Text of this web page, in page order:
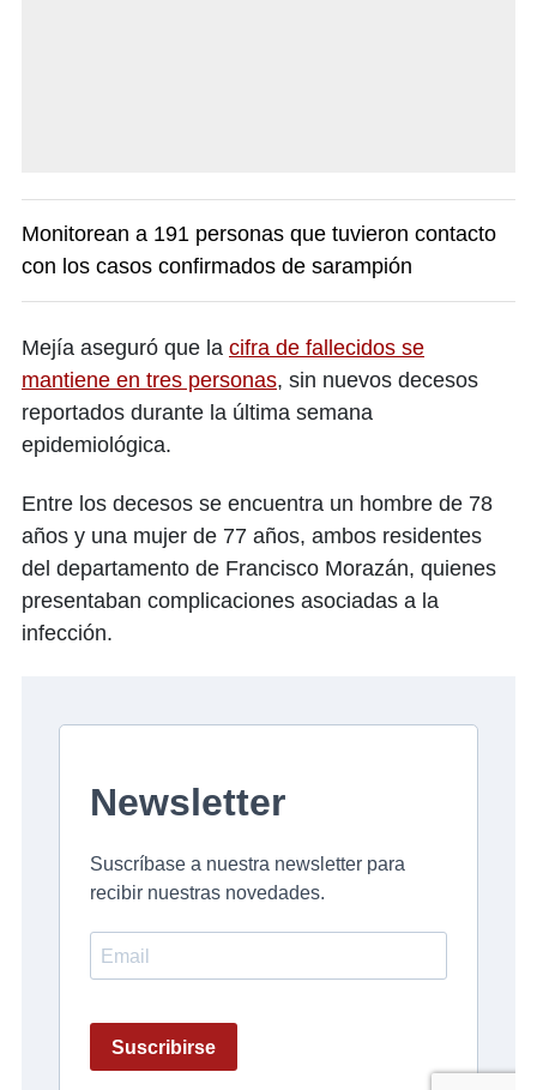
Monitorean a 191 personas que tuvieron contacto
con los casos confirmados de sarampión
Mejía aseguró que la cifra de fallecidos se
mantiene en tres personas, sin nuevos decesos
reportados durante la última semana
epidemiológica.
Entre los decesos se encuentra un hombre de 78
años y una mujer de 77 años, ambos residentes
del departamento de Francisco Morazán, quienes
presentaban complicaciones asociadas a la
infección.